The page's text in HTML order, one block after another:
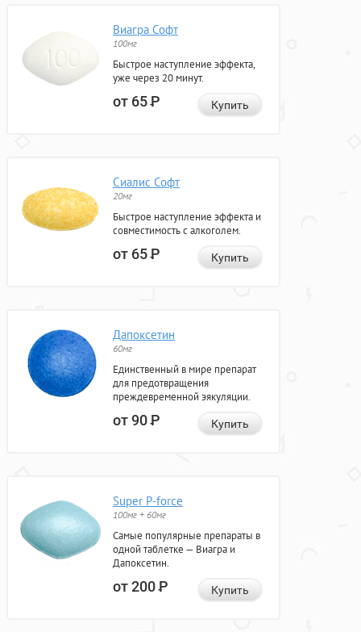
Виагра Софт
100мг
Быстрое наступление эффекта,
уже через 20 минут.
от 65Р Купить
Сиалис Софт
20мг
Быстрое наступление эффекта и
совместимость с алкоголем.
от 65Р Купить
Дапоксетин
60мг
Единственный в мире препарат
для предотвращения
преждевременной эякуляции.
от 90Р Купить
Super P-force
100мг + 60мг
Самые популярные препараты в
одной таблетке — Виагра и
Дапоксетин.
от 200Р Купить